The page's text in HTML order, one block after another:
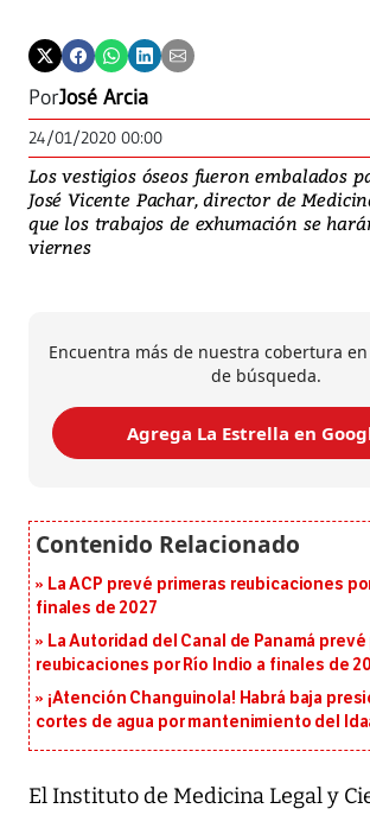
PorJosé Arcia
24/01/2020 00:00
Los vestigios óseos fueron embalados
José Vicente Pachar, director de
que los trabajos de exhumación se
viernes
Encuentra más de nuestra cobertura
de búsqueda.
Agrega La Estrella en
La ACP prevé primeras reubicaciones
finales de 2027
La Autoridad del Canal de Panamá
reubicaciones por Río Indio a finales de
¡Atención Changuinola! Habrá baja
cortes de agua por mantenimiento del
El Instituto de Medicina Legal y